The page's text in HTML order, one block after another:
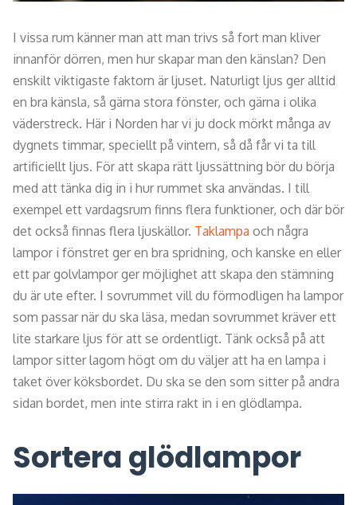
I vissa rum känner man att man trivs så fort man kliver
innanför dörren, men hur skapar man den känslan? Den
enskilt viktigaste faktorn är ljuset. Naturligt ljus ger alltid
en bra känsla, så gärna stora fönster, och gärna i olika
väderstreck. Här i Norden har vi ju dock mörkt många av
dygnets timmar, speciellt på vintern, så då får vi ta till
artificiellt ljus. För att skapa rätt ljussättning bör du börja
med att tänka dig in i hur rummet ska användas. I till
exempel ett vardagsrum finns flera funktioner, och där bör
det också finnas flera ljuskällor. Taklampa och några
lampor i fönstret ger en bra spridning, och kanske en eller
ett par golvlampor ger möjlighet att skapa den stämning
du är ute efter. I sovrummet vill du förmodligen ha lampor
som passar när du ska läsa, medan sovrummet kräver ett
lite starkare ljus för att se ordentligt. Tänk också på att
lampor sitter lagom högt om du väljer att ha en lampa i
taket över köksbordet. Du ska se den som sitter på andra
sidan bordet, men inte stirra rakt in i en glödlampa.
Sortera glödlampor